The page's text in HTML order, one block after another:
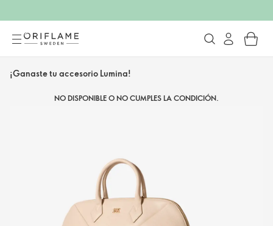
¡Ganaste tu accesorio Lumina!
NO DISPONIBLE O NO CUMPLES LA CONDICIÓN.